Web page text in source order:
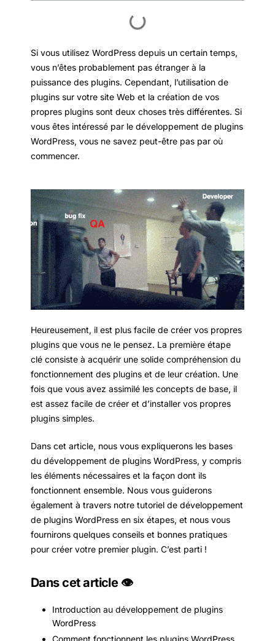
Si vous utilisez WordPress depuis un certain temps,
vous n’êtes probablement pas étranger à la
puissance des plugins. Cependant, l’utilisation de
plugins sur votre site Web et la création de vos
propres plugins sont deux choses très différentes. Si
vous êtes intéressé par le développement de plugins
WordPress, vous ne savez peut-être pas par où
commencer.
Heureusement, il est plus facile de créer vos propres
plugins que vous ne le pensez. La première étape
clé consiste à acquérir une solide compréhension du
fonctionnement des plugins et de leur création. Une
fois que vous avez assimilé les concepts de base, il
est assez facile de créer et d’installer vos propres
plugins simples.
Dans cet article, nous vous expliquerons les bases
du développement de plugins WordPress, y compris
les éléments nécessaires et la façon dont ils
fonctionnent ensemble. Nous vous guiderons
également à travers notre tutoriel de développement
de plugins WordPress en six étapes, et nous vous
fournirons quelques conseils et bonnes pratiques
pour créer votre premier plugin. C’est parti !
Dans cet article 👁
Introduction au développement de plugins
WordPress
Comment fonctionnent les plugins WordPress